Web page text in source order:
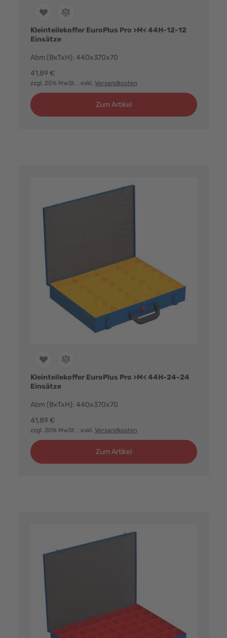
Kleinteilekoffer EuroPlus Pro >M< 44H-12-12
Einsätze
Abm (BxTxH): 440x370x70
41,89 €
zzgl. 20% MwSt. , exkl. Versandkosten
Zum Artikel
Kleinteilekoffer EuroPlus Pro >M< 44H-24-24
Einsätze
Abm (BxTxH): 440x370x70
41,89 €
zzgl. 20% MwSt. , exkl. Versandkosten
Zum Artikel